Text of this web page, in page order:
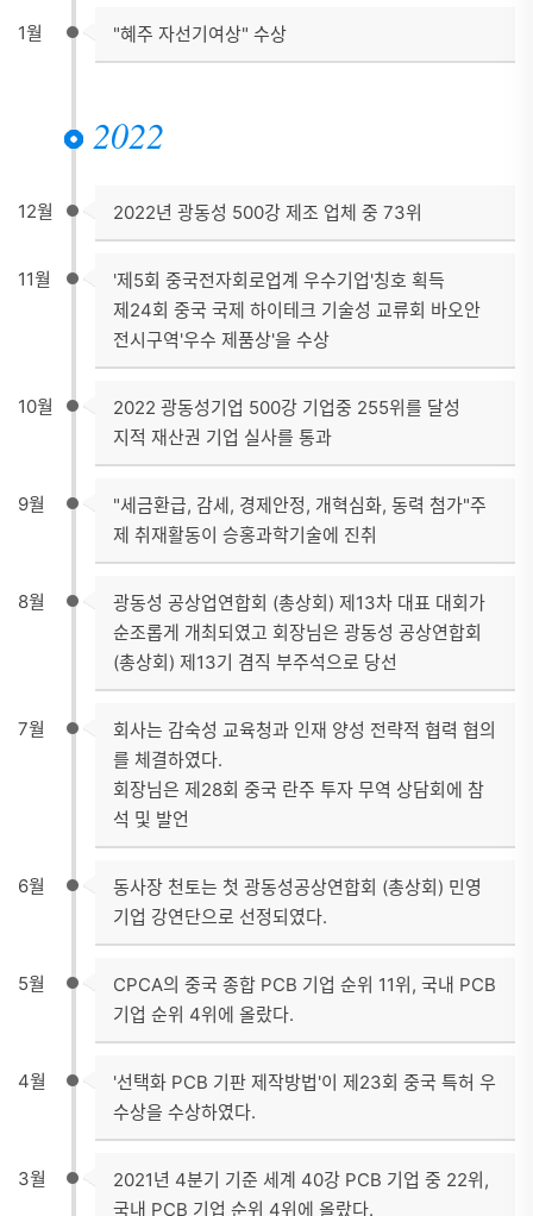
1월 "혜주 자선기여상" 수상
2022
12월 2022년 광동성 500강 제조 업체 중 73위
11월
'제5회 중국전자회로업계 우수기업'칭호 획득
제24회 중국 국제 하이테크 기술성 교류회 바오안
전시구역'우수 제품상'을 수상
10월
2022 광동성기업 500강 기업중 255위를 달성
지적 재산권 기업 실사를 통과
9월
"세금환급, 감세, 경제안정, 개혁심화, 동력 첨가"주
제 취재활동이 승홍과학기술에 진취
8월
광동성 공상업연합회 (총상회) 제13차 대표 대회가
순조롭게 개최되였고 회장님은 광동성 공상연합회
(총상회) 제13기 겸직 부주석으로 당선
7월
회사는 감숙성 교육청과 인재 양성 전략적 협력 협의
를 체결하였다.
회장님은 제28회 중국 란주 투자 무역 상담회에 참
석 및 발언
6월
동사장 천토는 첫 광동성공상연합회 (총상회) 민영
기업 강연단으로 선정되였다.
5월
CPCA의 중국 종합 PCB 기업 순위 11위, 국내 PCB
기업 순위 4위에 올랐다.
4월
'선택화 PCB 기판 제작방법'이 제23회 중국 특허 우
수상을 수상하였다.
3월
2021년 4분기 기준 세계 40강 PCB 기업 중 22위,
국내 PCB 기업 순위 4위에 올랐다.